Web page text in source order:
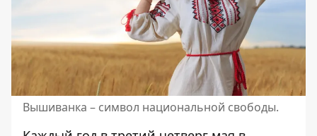
Вышиванка – символ национальной свободы.